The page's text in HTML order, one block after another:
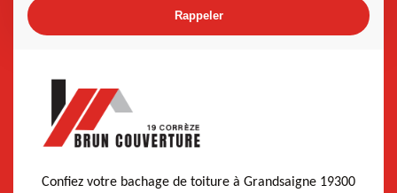
Confiez votre bachage de toiture à Grandsaigne 19300